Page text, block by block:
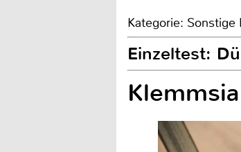
Kategorie: Sonstige
Einzeltest: